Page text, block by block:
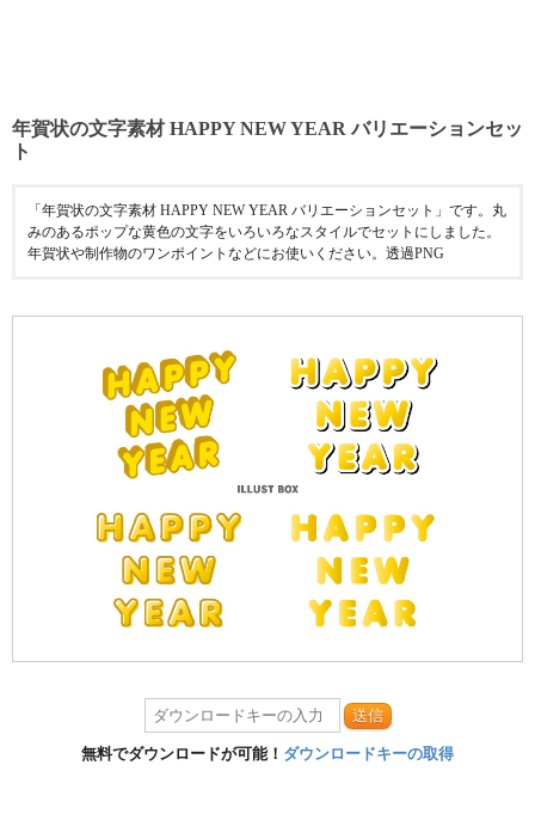
年賀状の文字素材 HAPPY NEW YEAR バリエーションセッ
ト
「年賀状の文字素材 HAPPY NEW YEAR バリエーションセット」です。丸
みのあるポップな黄色の文字をいろいろなスタイルでセットにしました。
年賀状や制作物のワンポイントなどにお使いください。透過PNG
送信
無料でダウンロードが可能！ ダウンロードキーの取得